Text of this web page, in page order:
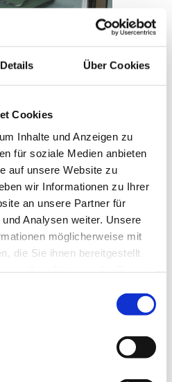
Details Über Cookies
Cookies
Inhalte und Anzeigen zu
für soziale Medien anbieten
auf unsere Website zu
wir Informationen zu Ihrer
an unsere Partner für
Analysen weiter. Unsere
möglicherweise mit
die Sie ihnen bereitgestellt
und